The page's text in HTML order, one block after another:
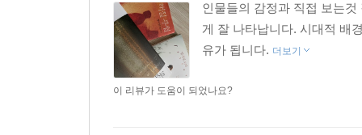
인물들의 감정과 직접 보는
게 잘 나타납니다. 시대적 배
유가 됩니다. 더보기
이 리뷰가 도움이 되었나요?